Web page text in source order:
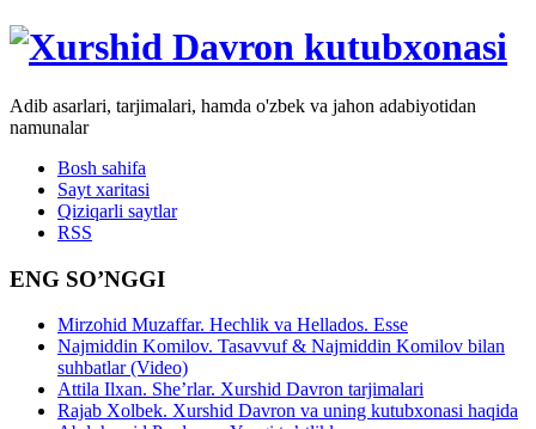
Adib asarlari, tarjimalari, hamda o'zbek va jahon adabiyotidan
namunalar
Bosh sahifa
Sayt xaritasi
Qiziqarli saytlar
RSS
ENG SO’NGGI
Mirzohid Muzaffar. Hechlik va Hellados. Esse
Najmiddin Komilov. Tasavvuf & Najmiddin Komilov bilan
suhbatlar (Video)
Attila Ilxan. She’rlar. Xurshid Davron tarjimalari
Rajab Xolbek. Xurshid Davron va uning kutubxonasi haqida